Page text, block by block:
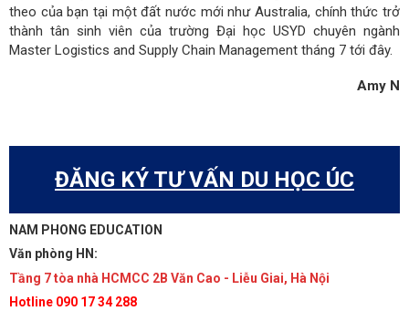
theo của bạn tại một đất nước mới như Australia, chính thức trở
thành tân sinh viên của trường Đại học USYD chuyên ngành
Master Logistics and Supply Chain Management tháng 7 tới đây.
Amy N
ĐĂNG KÝ TƯ VẤN DU HỌC ÚC
NAM PHONG EDUCATION
Văn phòng HN:
Tầng 7 tòa nhà HCMCC 2B Văn Cao - Liễu Giai, Hà Nội
Hotline 090 17 34 288